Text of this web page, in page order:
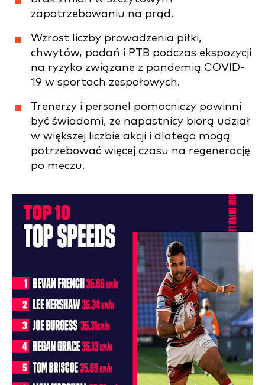
zapotrzebowaniu na prąd.
Wzrost liczby prowadzenia piłki,
chwytów, podań i PTB podczas ekspozycji
na ryzyko związane z pandemią COVID-
19 w sportach zespołowych.
Trenerzy i personel pomocniczy powinni
być świadomi, że napastnicy biorą udział
w większej liczbie akcji i dlatego mogą
potrzebować więcej czasu na regenerację
po meczu.